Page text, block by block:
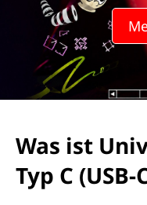
Was ist
Typ C (USB-